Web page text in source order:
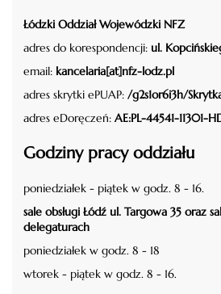
Łódzki Oddział Wojewódzki NFZ
adres do korespondencji: ul.
email: kancelaria[at]nfz-lodz.pl
adres skrytki ePUAP: /g2s1or6i3h/
adres eDoręczeń: AE:PL-44541-11301-
Godziny pracy oddziału
poniedziałek - piątek w godz. 8 - 16.
sale obsługi Łódź ul. Targowa 35 oraz
delegaturach
poniedziałek w godz. 8 - 18
wtorek - piątek w godz. 8 - 16.